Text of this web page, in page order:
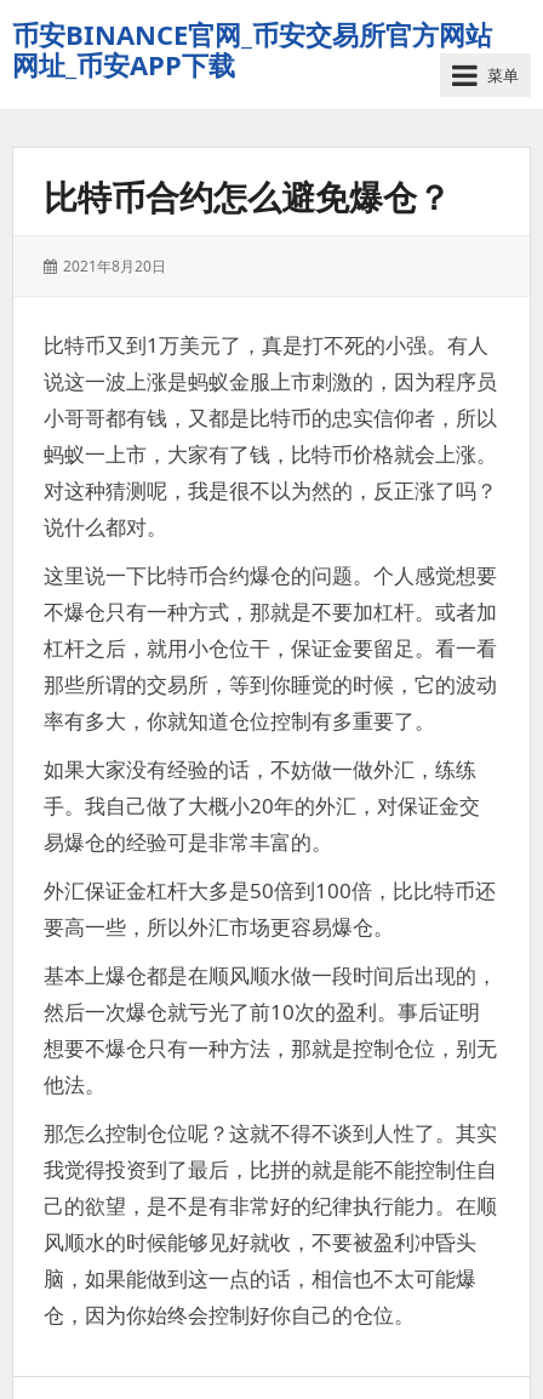
币安BINANCE官网_币安交易所官方网站
网址_币安APP下载
菜单
比特币合约怎么避免爆仓？
发
2021年8月20日
比特币又到1万美元了，真是打不死的小强。有人
说这一波上涨是蚂蚁金服上市刺激的，因为程序员
小哥哥都有钱，又都是比特币的忠实信仰者，所以
蚂蚁一上市，大家有了钱，比特币价格就会上涨。
对这种猜测呢，我是很不以为然的，反正涨了吗？
说什么都对。
这里说一下比特币合约爆仓的问题。个人感觉想要
不爆仓只有一种方式，那就是不要加杠杆。或者加
杠杆之后，就用小仓位干，保证金要留足。看一看
那些所谓的交易所，等到你睡觉的时候，它的波动
率有多大，你就知道仓位控制有多重要了。
如果大家没有经验的话，不妨做一做外汇，练练
手。我自己做了大概小20年的外汇，对保证金交
易爆仓的经验可是非常丰富的。
外汇保证金杠杆大多是50倍到100倍，比比特币还
要高一些，所以外汇市场更容易爆仓。
基本上爆仓都是在顺风顺水做一段时间后出现的，
然后一次爆仓就亏光了前10次的盈利。事后证明
想要不爆仓只有一种方法，那就是控制仓位，别无
他法。
那怎么控制仓位呢？这就不得不谈到人性了。其实
我觉得投资到了最后，比拼的就是能不能控制住自
己的欲望，是不是有非常好的纪律执行能力。在顺
风顺水的时候能够见好就收，不要被盈利冲昏头
脑，如果能做到这一点的话，相信也不太可能爆
仓，因为你始终会控制好你自己的仓位。